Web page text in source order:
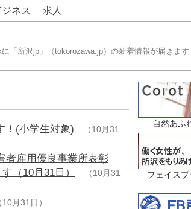
ジネス 求人
に「所沢jp」（tokorozawa.jp）の新着情報が届きます
！(小学生対象)
（10月31
者雇用優良事業所表彰
（10月31日）
（10月31
10月31日）
自然あふ
フェイス